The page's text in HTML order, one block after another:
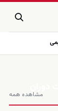
مشاهده همه